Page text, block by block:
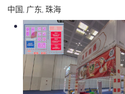
中国, 广东, 珠海